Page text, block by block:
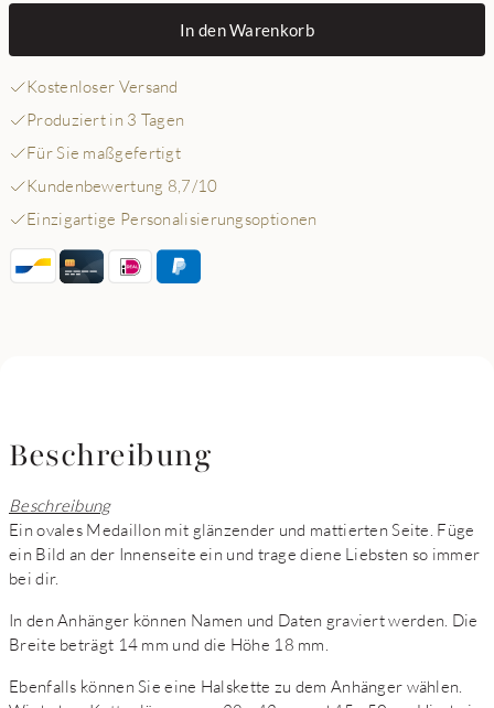
In den Warenkorb
Kostenloser Versand
Produziert in 3 Tagen
Für Sie maßgefertigt
Kundenbewertung 8,7/10
Einzigartige Personalisierungsoptionen
Beschreibung
Beschreibung
Ein ovales Medaillon mit glänzender und mattierten Seite. Füge
ein Bild an der Innenseite ein und trage diene Liebsten so immer
bei dir.
In den Anhänger können Namen und Daten graviert werden. Die
Breite beträgt 14 mm und die Höhe 18 mm.
Ebenfalls können Sie eine Halskette zu dem Anhänger wählen.